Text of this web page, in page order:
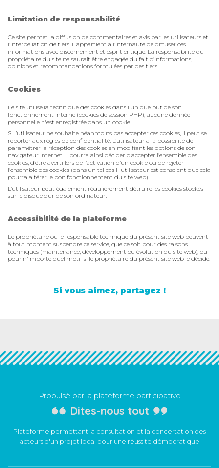
Limitation de responsabilité
Ce site permet la diffusion de commentaires et avis par les utilisateurs et
l’interpellation de tiers. Il appartient à l’internaute de diffuser ces
informations avec discernement et esprit critique. La responsabilité du
propriétaire du site ne saurait être engagée du fait d’informations,
opinions et recommandations formulées par des tiers.
Cookies
Le site utilise la technique des cookies dans l'unique but de son
fonctionnement interne (cookies de session PHP), aucune donnée
personnelle n'est enregistrée dans un cookie.
Si l’utilisateur ne souhaite néanmoins pas accepter ces cookies, il peut se
reporter aux règles de confidentialité. L’utilisateur a la possibilité de
paramétrer la réception des cookies en modifiant les options de son
navigateur Internet. Il pourra ainsi décider d’accepter l’ensemble des
cookies, d’être averti lors de l’activation d’un cookie ou de rejeter
l’ensemble des cookies (dans un tel cas l''utilisateur est conscient que cela
pourra altérer le bon fonctionnement du site web).
L’utilisateur peut également régulièrement détruire les cookies stockés
sur le disque dur de son ordinateur.
Accessibilité de la plateforme
Le propriétaire ou le responsable technique du présent site web peuvent
à tout moment suspendre ce service, que ce soit pour des raisons
techniques (maintenance, développement ou évolution du site web), ou
pour n'importe quel motif si le propriétaire du présent site web le décide.
Si vous aimez, partagez !
Propulsé par la plateforme participative
Dites-nous tout
Plateforme permettant la consultation et la concertation des
acteurs d'un projet local pour une réussite démocratique